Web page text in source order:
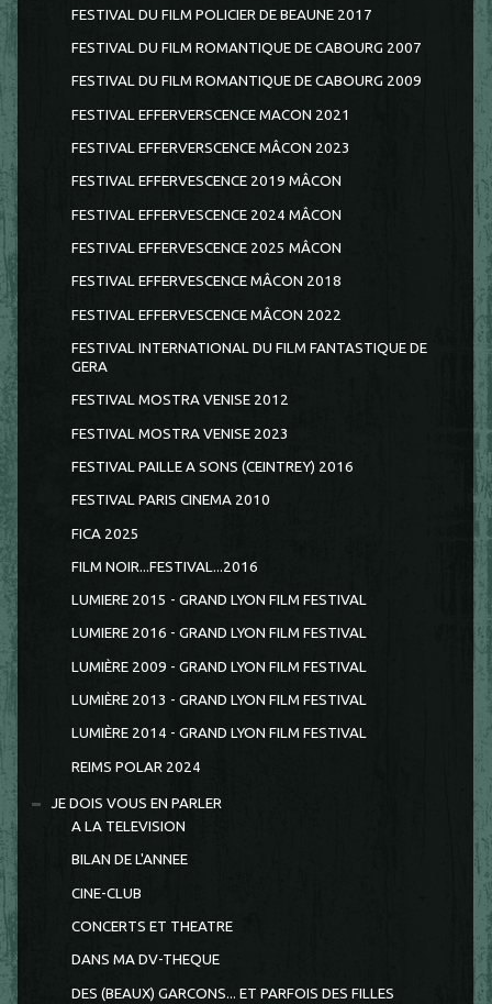
FESTIVAL DU FILM POLICIER DE BEAUNE 2017
FESTIVAL DU FILM ROMANTIQUE DE CABOURG 2007
FESTIVAL DU FILM ROMANTIQUE DE CABOURG 2009
FESTIVAL EFFERVERSCENCE MACON 2021
FESTIVAL EFFERVERSCENCE MÂCON 2023
FESTIVAL EFFERVESCENCE 2019 MÂCON
FESTIVAL EFFERVESCENCE 2024 MÂCON
FESTIVAL EFFERVESCENCE 2025 MÂCON
FESTIVAL EFFERVESCENCE MÂCON 2018
FESTIVAL EFFERVESCENCE MÂCON 2022
FESTIVAL INTERNATIONAL DU FILM FANTASTIQUE DE
GERA
FESTIVAL MOSTRA VENISE 2012
FESTIVAL MOSTRA VENISE 2023
FESTIVAL PAILLE A SONS (CEINTREY) 2016
FESTIVAL PARIS CINEMA 2010
FICA 2025
FILM NOIR...FESTIVAL...2016
LUMIERE 2015 - GRAND LYON FILM FESTIVAL
LUMIERE 2016 - GRAND LYON FILM FESTIVAL
LUMIÈRE 2009 - GRAND LYON FILM FESTIVAL
LUMIÈRE 2013 - GRAND LYON FILM FESTIVAL
LUMIÈRE 2014 - GRAND LYON FILM FESTIVAL
REIMS POLAR 2024
JE DOIS VOUS EN PARLER
A LA TELEVISION
BILAN DE L'ANNEE
CINE-CLUB
CONCERTS ET THEATRE
DANS MA DV-THEQUE
DES (BEAUX) GARCONS... ET PARFOIS DES FILLES